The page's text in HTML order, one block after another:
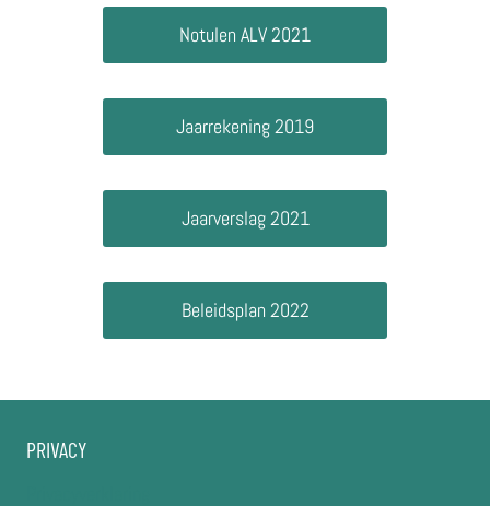
Notulen ALV 2021
Jaarrekening 2019
Jaarverslag 2021
Beleidsplan 2022
PRIVACY